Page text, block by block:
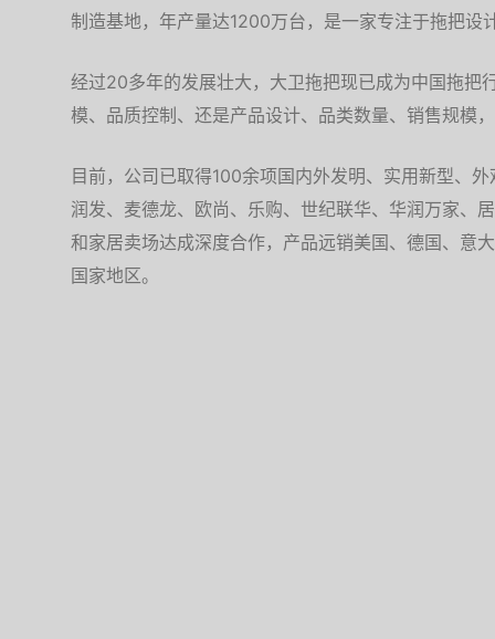
制造基地，年产量达1200万台，是一家专注于拖把设
经过20多年的发展壮大，大卫拖把现已成为中国拖把
模、品质控制、还是产品设计、品类数量、销售规模
目前，公司已取得100余项国内外发明、实用新型、
润发、麦德龙、欧尚、乐购、世纪联华、华润万家、
和家居卖场达成深度合作，产品远销美国、德国、意
国家地区。